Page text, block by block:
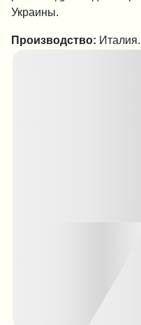
Украины.
Производство: Италия.